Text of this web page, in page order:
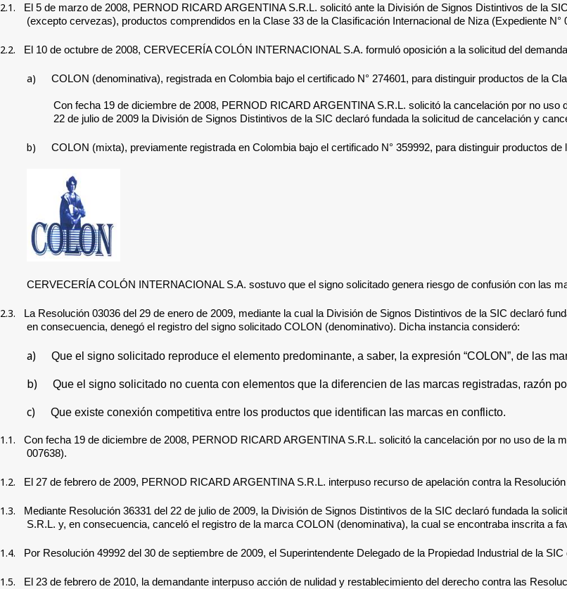
2.1. El 5 de marzo de 2008, PERNOD RICARD ARGENTINA S.R.L. solicitó ante la División de Signos Distintivos de la
(excepto cervezas), productos comprendidos en la Clase 33 de la Clasificación Internacional de Niza(Expediente N°
2.2. El 10 de octubre de 2008, CERVECERÍA COLÓN INTERNACIONAL S.A. formuló oposición a la solicitud del
a) COLON (denominativa), registrada en Colombia bajo el certificado N° 274601, para distinguir productos de la
Con fecha 19 de diciembre de 2008, PERNOD RICARD ARGENTINA S.R.L. solicitó la cancelación por no uso
22 de julio de 2009 la División de Signos Distintivos de la SIC declaró fundada la solicitud de cancelación y
b) COLON (mixta), previamente registrada en Colombia bajo el certificado N° 359992, para distinguir productos
CERVECERÍA COLÓN INTERNACIONAL S.A. sostuvoque el signo solicitado genera riesgo de confusión con las
2.3. La Resolución 03036 del 29 de enero de 2009, mediante la cual la División de Signos Distintivos de la SIC declaró
en consecuencia, denegó el registro del signo solicitadoCOLON (denominativo). Dicha instancia consideró:
a) Que el signo solicitado reproduce el elemento predominante, a saber, la expresión “COLON”, de las
b) Que el signo solicitado no cuenta con elementos que la diferencien de las marcas registradas, razón
c) Que existe conexión competitiva entre los productos que identifican las marcas en conflicto.
1.1. Con fecha 19 de diciembre de 2008, PERNOD RICARD ARGENTINA S.R.L. solicitó la cancelación por no uso de la
007638).
1.2. El 27 de febrero de 2009, PERNOD RICARD ARGENTINA S.R.L. interpuso recurso de apelación contra la Resolución
1.3.
Mediante Resolución 36331 del 22 de julio de 2009, la División de Signos Distintivos de la SIC declaró fundada la
S.R.L. y, en consecuencia, canceló el registro de la marca COLON (denominativa), la cual se encontraba inscrita a
1.4. Por Resolución 49992 del 30 de septiembre de 2009, el Superintendente Delegado de la Propiedad Industrial de la
1.5. El 23 de febrero de 2010, la demandante interpuso acción de nulidad y restablecimiento del derecho contra las